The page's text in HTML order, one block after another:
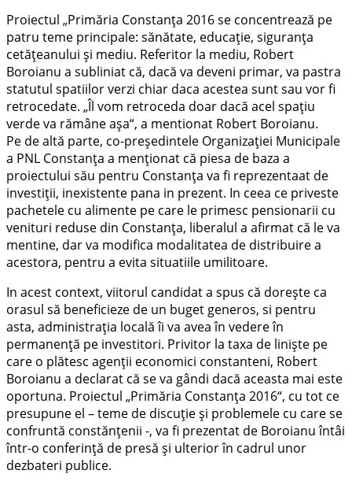
Proiectul „Primăria Constanţa 2016 se concentrează pe
patru teme principale: sănătate, educaţie, siguranţa
cetăţeanului şi mediu. Referitor la mediu, Robert
Boroianu a subliniat că, dacă va deveni primar, va pastra
statutul spatiilor verzi chiar daca acestea sunt sau vor fi
retrocedate. „Îl vom retroceda doar dacă acel spaţiu
verde va rămâne aşa“, a mentionat Robert Boroianu.
Pe de altă parte, co-preşedintele Organizaţiei Municipale
a PNL Constanţa a menţionat că piesa de baza a
proiectului său pentru Constanţa va fi reprezentaat de
investiţii, inexistente pana in prezent. In ceea ce priveste
pachetele cu alimente pe care le primesc pensionarii cu
venituri reduse din Constanţa, liberalul a afirmat că le va
mentine, dar va modifica modalitatea de distribuire a
acestora, pentru a evita situatiile umilitoare.
In acest context, viitorul candidat a spus că doreşte ca
orasul să beneficieze de un buget generos, si pentru
asta, administraţia locală îi va avea în vedere în
permanenţă pe investitori. Privitor la taxa de linişte pe
care o plătesc agenţii economici constanteni, Robert
Boroianu a declarat că se va gândi dacă aceasta mai este
oportuna. Proiectul „Primăria Constanţa 2016“, cu tot ce
presupune el – teme de discuţie şi problemele cu care se
confruntă constănţenii -, va fi prezentat de Boroianu întâi
într-o conferinţă de presă şi ulterior în cadrul unor
dezbateri publice.